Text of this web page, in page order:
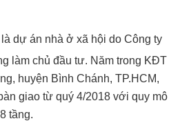
là dự án nhà ở xã hội do Công ty
làm chủ đầu tư. Năm trong KĐT
huyện Bình Chánh, TP.HCM,
giao từ quý 4/2018 với quy mô
tầng.